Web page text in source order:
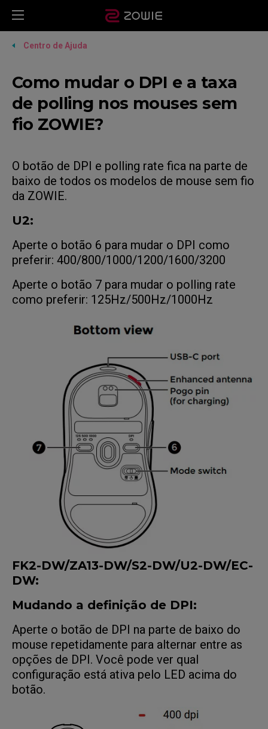
Centro de Ajuda
Como mudar o DPI e a taxa
de polling nos mouses sem
fio ZOWIE?
O botão de DPI e polling rate fica na parte de
baixo de todos os modelos de mouse sem fio
da ZOWIE.
U2:
Aperte o botão 6 para mudar o DPI como
preferir: 400/800/1000/1200/1600/3200
Aperte o botão 7 para mudar o polling rate
como preferir: 125Hz/500Hz/1000Hz
FK2-DW/ZA13-DW/S2-DW/U2-DW/EC-
DW:
Mudando a definição de DPI:
Aperte o botão de DPI na parte de baixo do
mouse repetidamente para alternar entre as
opções de DPI. Você pode ver qual
configuração está ativa pelo LED acima do
botão.